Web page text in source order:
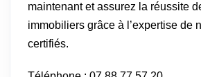
maintenant et assurez la réussite
immobiliers grâce à l’expertise de
certifiés.